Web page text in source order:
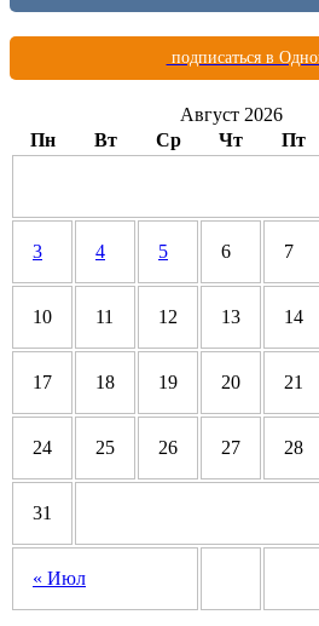
подписаться в
Август 2026
Пн
Вт Ср Чт Пт
« Июл
3 4 5 6 7
10 11 12 13 14
17 18 19 20 21
24 25 26 27 28
31